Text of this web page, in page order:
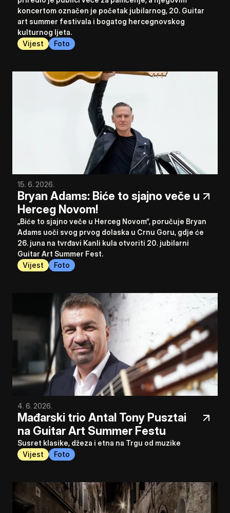
koncertom označen je početak jubilarnog, 20. Guitar
art summer festivala i bogatog hercegnovskog
kulturnog ljeta.
Vijest
Foto
15. 6. 2026.
Bryan Adams: Biće to sjajno veče u
Herceg Novom!
„Biće to sjajno veče u Herceg Novom“, poručuje Bryan
Adams uoči svog prvog dolaska u Crnu Goru, gdje će
26. juna na tvrđavi Kanli kula otvoriti 20. jubilarni
Guitar Art Summer Fest.
Vijest
Foto
4. 6. 2026.
Mađarski trio Antal Tony Pusztai
na Guitar Art Summer Festu
Susret klasike, džeza i etna na Trgu od muzike
Vijest
Foto